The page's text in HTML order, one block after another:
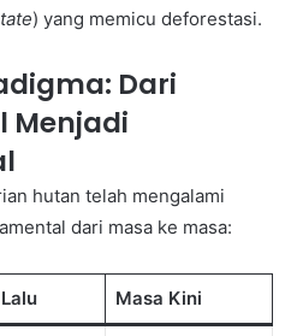
) yang memicu deforestasi.
Dari
Menjadi
hutan telah mengalami
dari masa ke masa:
Masa Kini